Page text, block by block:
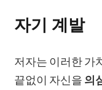
자기 계발
저자는 이러한 가
끝없이 자신을 의